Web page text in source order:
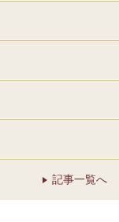
記事一覧へ